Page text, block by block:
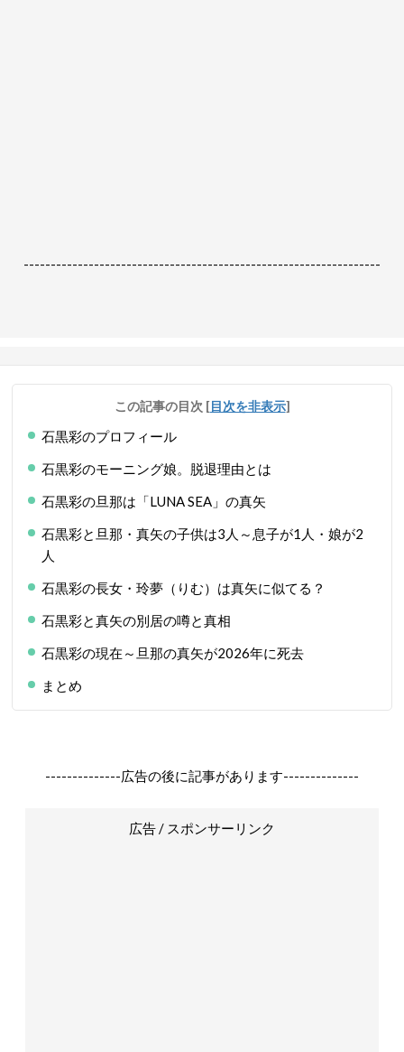
------------------------------------------------------------------
この記事の目次 [目次を非表示]
石黒彩のプロフィール
石黒彩のモーニング娘。脱退理由とは
石黒彩の旦那は「LUNA SEA」の真矢
石黒彩と旦那・真矢の子供は3人～息子が1人・娘が2
人
石黒彩の長女・玲夢（りむ）は真矢に似てる？
石黒彩と真矢の別居の噂と真相
石黒彩の現在～旦那の真矢が2026年に死去
まとめ
--------------広告の後に記事があります--------------
広告 / スポンサーリンク